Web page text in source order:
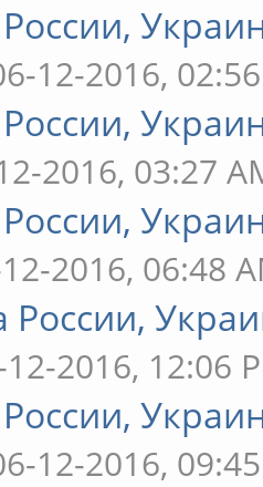
12-2016,
2016, 03:27
2016, 06:48
России,
2016, 12:06
12-2016,